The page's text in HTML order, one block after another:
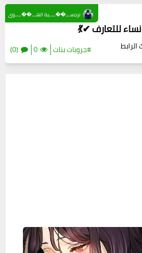
للتعارف ✔💃
#جروبات بنات 0
(0)
نرجســـ��ــــية الهـــ��ــــوى